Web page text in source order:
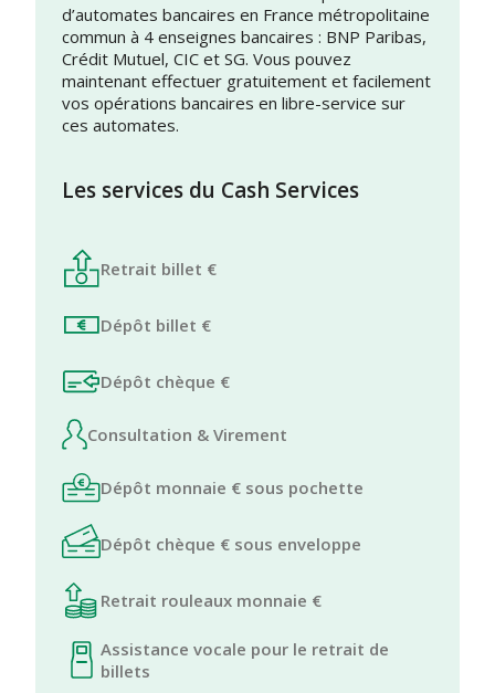
d’automates bancaires en France métropolitaine
commun à 4 enseignes bancaires : BNP Paribas,
Crédit Mutuel, CIC et SG. Vous pouvez
maintenant effectuer gratuitement et facilement
vos opérations bancaires en libre-service sur
ces automates.
Les services du Cash Services
Retrait billet €
Dépôt billet €
Dépôt chèque €
Consultation & Virement
Dépôt monnaie € sous pochette
Dépôt chèque € sous enveloppe
Retrait rouleaux monnaie €
Assistance vocale pour le retrait de
billets